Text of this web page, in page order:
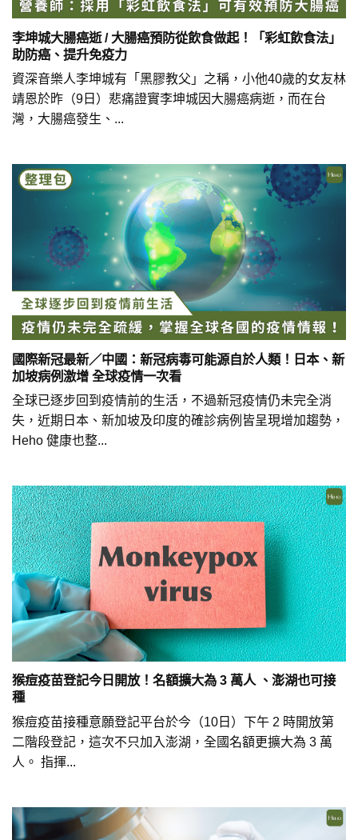
李坤城大腸癌逝 / 大腸癌預防從飲食做起！「彩虹飲食法」
助防癌、提升免疫力
資深音樂人李坤城有「黑膠教父」之稱，小他40歲的女友林
靖恩於昨（9日）悲痛證實李坤城因大腸癌病逝，而在台
灣，大腸癌發生、...
國際新冠最新／中國：新冠病毒可能源自於人類！日本、新
加坡病例激增 全球疫情一次看
全球已逐步回到疫情前的生活，不過新冠疫情仍未完全消
失，近期日本、新加坡及印度的確診病例皆呈現增加趨勢，
Heho 健康也整...
猴痘疫苗登記今日開放！名額擴大為 3 萬人 、澎湖也可接
種
猴痘疫苗接種意願登記平台於今（10日）下午 2 時開放第
二階段登記，這次不只加入澎湖，全國名額更擴大為 3 萬
人。 指揮...